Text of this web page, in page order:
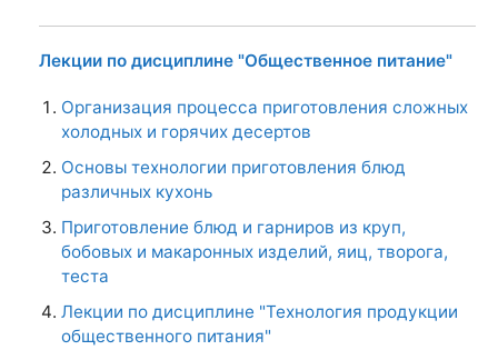
Лекции по дисциплине "Общественное питание"
Организация процесса приготовления сложных
холодных и горячих десертов
Основы технологии приготовления блюд
различных кухонь
Приготовление блюд и гарниров из круп,
бобовых и макаронных изделий, яиц, творога,
теста
Лекции по дисциплине "Технология продукции
общественного питания"